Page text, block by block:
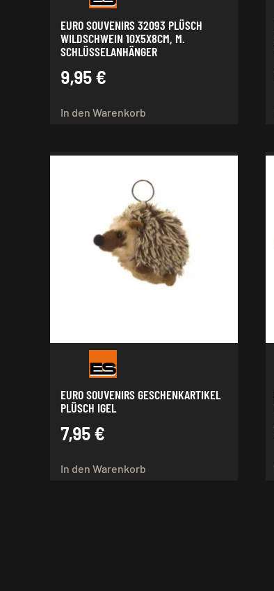
EURO SOUVENIRS 32093 PLÜSCH
WILDSCHWEIN 10X5X8CM, M.
SCHLÜSSELANHÄNGER
9,95 €
In den Warenkorb
EURO SOUVENIRS GESCHENKARTIKEL
PLÜSCH IGEL
7,95 €
In den Warenkorb